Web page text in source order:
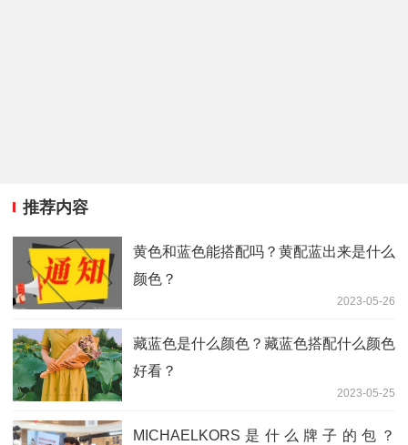
推荐内容
黄色和蓝色能搭配吗？黄配蓝出来是什么
颜色？
2023-05-26
藏蓝色是什么颜色？藏蓝色搭配什么颜色
好看？
2023-05-25
MICHAELKORS是什么牌子的包？